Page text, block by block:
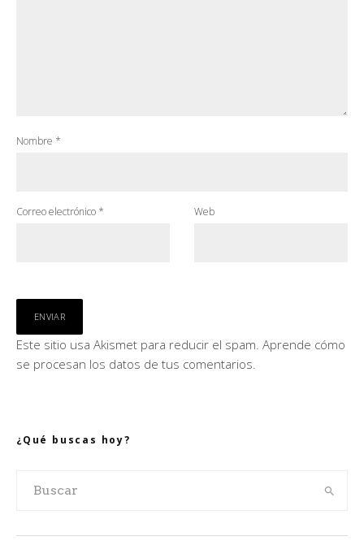
Nombre *
Correo electrónico * Web
Este sitio usa Akismet para reducir el spam. Aprende cómo
se procesan los datos de tus comentarios.
¿Qué buscas hoy?